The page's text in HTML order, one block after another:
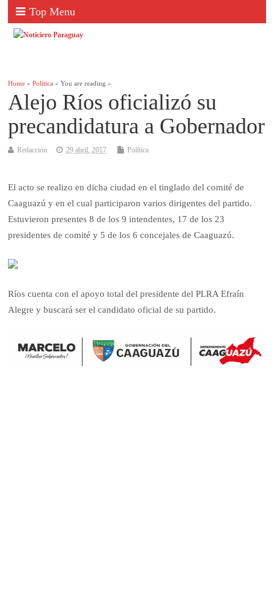
Top Menu
Home »Política » You are reading »
Alejo Ríos oficializó su
precandidatura a Gobernador
Redacción 29 abril, 2017 Política
El acto se realizo en dicha ciudad en el tinglado del comité de
Caaguazú y en el cual participaron varios dirigentes del partido.
Estuvieron presentes 8 de los 9 intendentes, 17 de los 23
presidentes de comité y 5 de los 6 concejales de Caaguazú.
Ríos cuenta con el apoyo total del presidente del PLRA Efraín
Alegre y buscará ser el candidato oficial de su partido.